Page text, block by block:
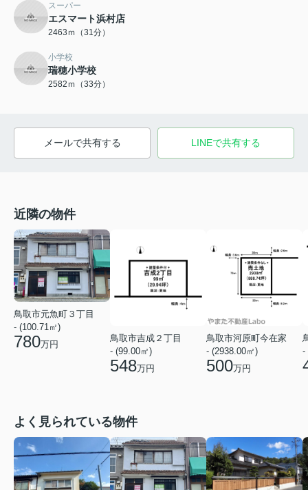
スーパー
エスマート浜村店
2463ｍ（31分）
小学校
瑞穂小学校
2582ｍ（33分）
メールで共有する LINEで共有する
近隣の物件
鳥取市元魚町３丁目
- (100.71㎡)
780万円
鳥取市吉成２丁目
- (99.00㎡)
548万円
鳥取市河原町今在家
- (2938.00㎡)
500万円
-
よく見られている物件